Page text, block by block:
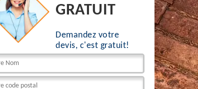
GRATUIT
Demandez votre
devis, c'est gratuit!